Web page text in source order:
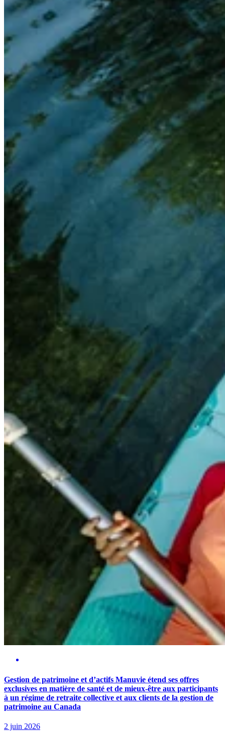
Gestion de patrimoine et d’actifs Manuvie étend ses offres
exclusives en matière de santé et de mieux-être aux participants
à un régime de retraite collective et aux clients de la gestion de
patrimoine au Canada
2 juin 2026